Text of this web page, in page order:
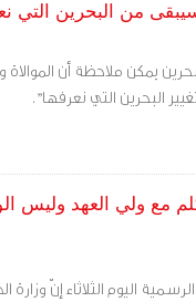
من البحرين التي
يمكن ملاحظة أن الموالاة
البحرين التي نعرفها".
تكلم مع ولي العهد
الرسمية اليوم الثلاثاء إنّ